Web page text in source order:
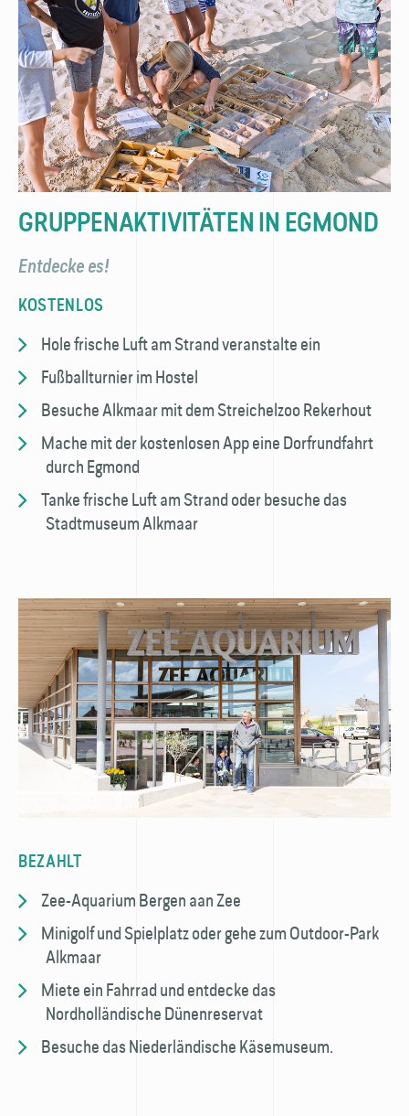
GRUPPENAKTIVITÄTEN IN EGMOND
Entdecke es!
KOSTENLOS
Hole frische Luft am Strand veranstalte ein
Fußballturnier im Hostel
Besuche Alkmaar mit dem Streichelzoo Rekerhout
Mache mit der kostenlosen App eine Dorfrundfahrt
durch Egmond
Tanke frische Luft am Strand oder besuche das
Stadtmuseum Alkmaar
BEZAHLT
Zee-Aquarium Bergen aan Zee
Minigolf und Spielplatz oder gehe zum Outdoor-Park
Alkmaar
Miete ein Fahrrad und entdecke das
Nordholländische Dünenreservat
Besuche das Niederländische Käsemuseum.